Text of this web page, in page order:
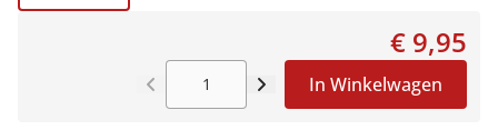
wijngaarden liggen in de buurt van Castel del
Monte.Door een zorgvuldige handmatige selectie van
de druiven en een lange maceratie ontwikkelt deze wijn
een levendige en intense kleur, een elegant boeket met
€ 9,95
In Winkelwagen